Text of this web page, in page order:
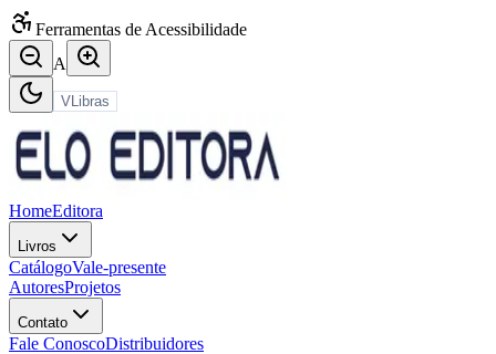
Ferramentas de Acessibilidade
A
VLibras
HomeEditora
Livros
CatálogoVale-presente
AutoresProjetos
Contato
Fale ConoscoDistribuidores